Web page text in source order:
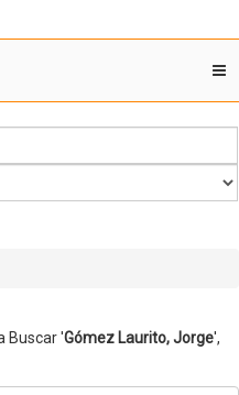
Buscar 'Gómez Laurito, Jorge',